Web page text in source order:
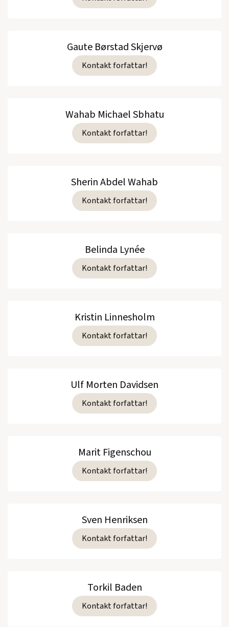
Gaute Børstad Skjervø
Kontakt forfattar!
Wahab Michael Sbhatu
Kontakt forfattar!
Sherin Abdel Wahab
Kontakt forfattar!
Belinda Lynée
Kontakt forfattar!
Kristin Linnesholm
Kontakt forfattar!
Ulf Morten Davidsen
Kontakt forfattar!
Marit Figenschou
Kontakt forfattar!
Sven Henriksen
Kontakt forfattar!
Torkil Baden
Kontakt forfattar!